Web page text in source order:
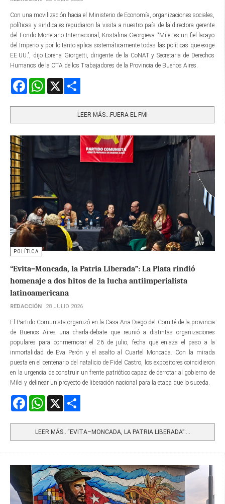
Con una movilización hacia el Ministerio de Economía, organizaciones sociales,
políticas y sindicales repudiaron la visita a nuestro país de la directora gerente​
del Fondo Monetario Internacional, Kristalina Georgieva. “Milei es un fiel lacayo
del Imperio y por lo tanto aplica sistemáticamente todas las políticas que exige
EE.UU.”, dijo Lorena Giorgetti, dirigente de la CoNAT y Secretaria de Derechos
Humanos de la CTA de los Trabajadores de la Provincia de Buenos Aires.
FacebookWhatsApp
LEER MÁS…FUERA EL FMI
POLÍTICA
“Evita–Moncada, la Patria Liberada”: La Plata rindió
homenaje a dos hitos de la lucha antiimperialista
latinoamericana
REDACCIÓN 28 JULIO 2026
El Partido Comunista organizó en la Casa Ana Diego del Comité de la provincia
de Buenos Aires una charla-debate que reunió a distintas organizaciones
populares para conmemorar el 26 de julio, fecha que enlaza el paso a la
inmortalidad de Eva Perón y el asalto al Cuartel Moncada. Con la mirada
puesta en el centenario del natalicio de Fidel Castro, los expositores coincidieron
en la urgencia de construir un frente patriótico capaz de derrotar al gobierno de
Milei y delinear un proyecto de liberación nacional para la etapa que lo suceda.
FacebookWhatsApp
LEER MÁS…“EVITA–MONCADA, LA PATRIA LIBERADA”:...